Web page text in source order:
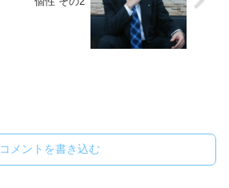
コメントを書き込む